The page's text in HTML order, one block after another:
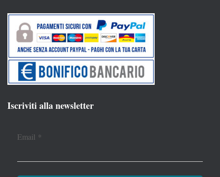
Iscriviti alla newsletter
Email *